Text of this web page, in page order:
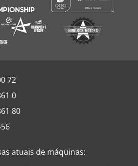
72
0
80
atuais de máquinas: